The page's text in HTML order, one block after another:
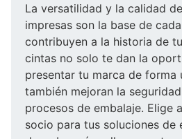
La versatilidad y la calidad
impresas son la base de
contribuyen a la historia de
cintas no solo te dan la
presentar tu marca de forma
también mejoran la
procesos de embalaje. Elige
socio para tus soluciones de